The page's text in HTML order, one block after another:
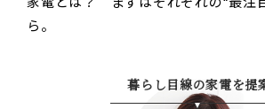
ら。
暮らし目線の家電を提